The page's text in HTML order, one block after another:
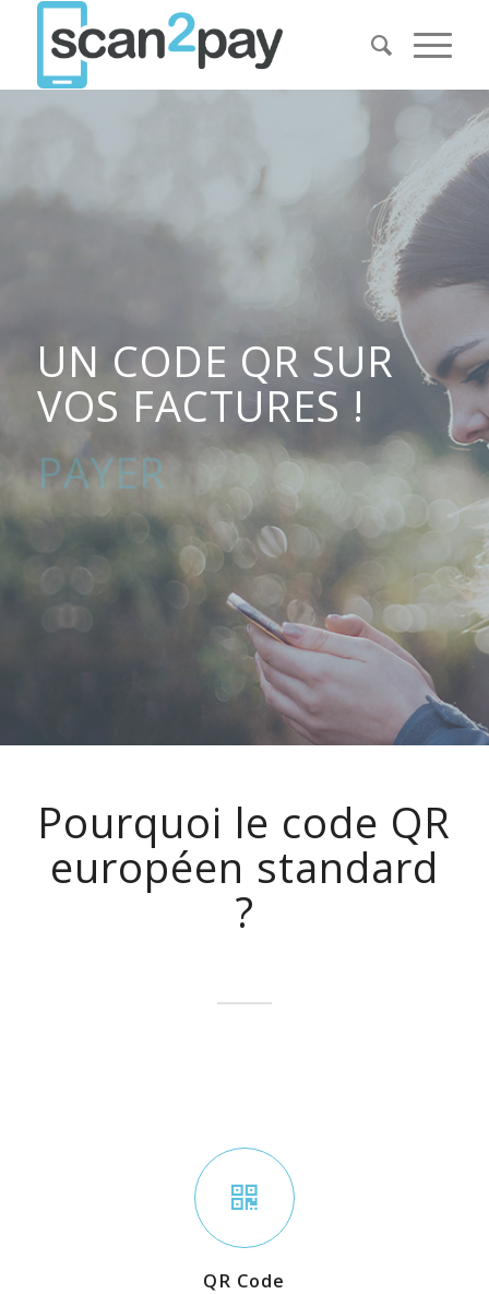
UN CODE QR SUR
VOS FACTURES !
C’EST FAIT
Pourquoi le code QR
européen standard
?
QR Code